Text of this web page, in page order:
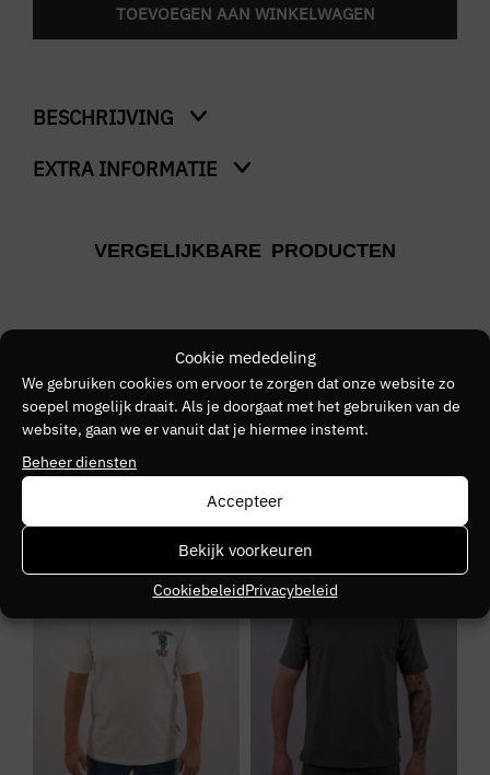
Cookie mededeling
We gebruiken cookies om ervoor te zorgen dat onze website zo
soepel mogelijk draait. Als je doorgaat met het gebruiken van de
website, gaan we er vanuit dat je hiermee instemt.
Beheer diensten
Accepteer
Bekijk voorkeuren
CookiebeleidPrivacybeleid
TOEVOEGEN AAN WINKELWAGEN
BESCHRIJVING
Reno T-Shirt
EXTRA INFORMATIE
Zwart
Kleurnummer
10
Seizoen
VERGELIJKBARE PRODUCTEN
SALE SALE